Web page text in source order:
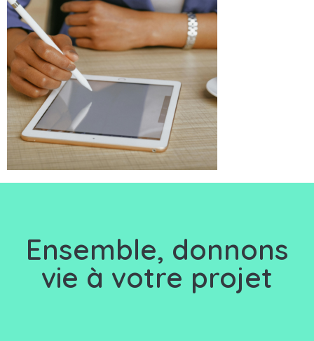
Ensemble, donnons
vie à votre projet